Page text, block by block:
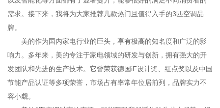
需求。接下来，我将为大家推荐几款热门且值得入手的3匹空调品
牌。
美的作为国内家电行业的巨头，享有极高的知名度和广泛的影
响力。多年来，美的专注于家电领域的研发与创新，拥有强大的开
发团队和先进的生产技术。它曾荣获德国iF设计奖、红点奖以及中国
节能产品认证等多项荣誉，市场占有率常年位居前列，品牌实力不
容小觑。